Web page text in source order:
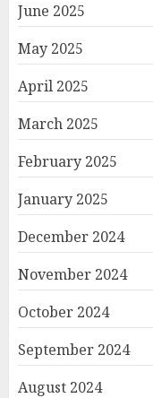
June 2025
May 2025
April 2025
March 2025
February 2025
January 2025
December 2024
November 2024
October 2024
September 2024
August 2024